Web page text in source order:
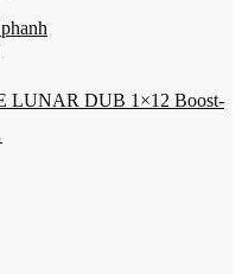
LUNAR DUB 1×12 Boost-